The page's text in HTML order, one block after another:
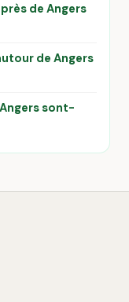
de Angers
de Angers
sont-